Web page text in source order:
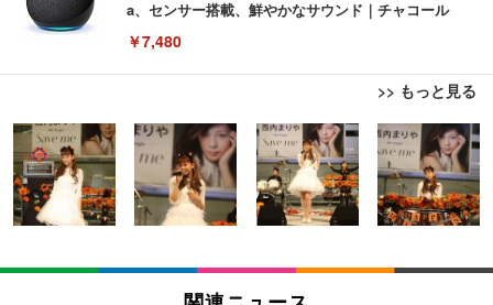
a、センサー搭載、鮮やかなサウンド｜チャコール
￥7,480
>> もっと見る
[EdoErgo] オフィスチェア 椅子 テレワーク 疲れな
い 跳ね上げ式アームレスト コンパクト 約105度ロッ
キング pc 事務椅子 360度回転 座面昇降 強化ナイロ
ン樹脂ベース 通気性メッシュ 在宅ワーク H-WY01
(黒網+黒枠+黒足)
￥5,699
SIHOO B100 オフィスチェア／デスクチェア メッシ
ュチェア 人間工学 疲れない ブラック
EIZO ビジネス向けプレミアムモニター | FlexScan
EV3240X-WT | 31.5型4K UHD・USB Type-C・ホワ
￥105,595
EIZO ビジネス向けプレミアムモニター | FlexScan
Amazonベーシック ペットシーツ 薄型 レギュラー 1
回使い捨て 無香料 ホワイト 300枚
￥3,373
Amazonベーシック ペットシーツ 厚型 ワイド 42枚
x2袋(84枚) ホワイト(吸収面:ライトブルー)
関連ニュース